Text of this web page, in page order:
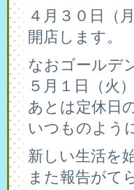
４月３０日（
開店します。
なおゴールデ
５月１日（火
あとは定休日
いつものよう
新しい生活を
また報告がて